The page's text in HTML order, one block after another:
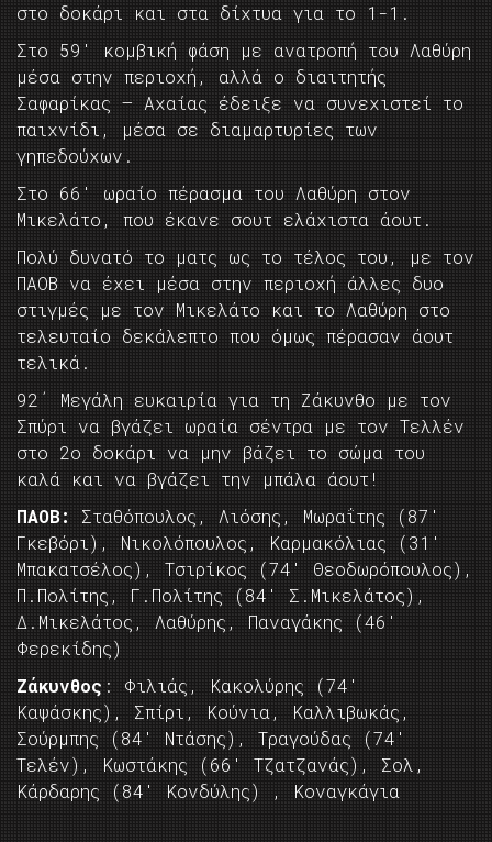
στο δοκάρι και στα δίχτυα για το 1-1.
Στο 59′ κομβική φάση με ανατροπή του Λαθύρη
μέσα στην περιοχή, αλλά ο διαιτητής
Σαφαρίκας – Αχαίας έδειξε να συνεχιστεί το
παιχνίδι, μέσα σε διαμαρτυρίες των
γηπεδούχων.
Στο 66′ ωραίο πέρασμα του Λαθύρη στον
Μικελάτο, που έκανε σουτ ελάχιστα άουτ.
Πολύ δυνατό το ματς ως το τέλος του, με τον
ΠΑΟΒ να έχει μέσα στην περιοχή άλλες δυο
στιγμές με τον Μικελάτο και το Λαθύρη στο
τελευταίο δεκάλεπτο που όμως πέρασαν άουτ
τελικά.
92΄ Μεγάλη ευκαιρία για τη Ζάκυνθο με τον
Σπύρι να βγάζει ωραία σέντρα με τον Τελλέν
στο 2o δοκάρι να μην βάζει το σώμα του
καλά και να βγάζει την μπάλα άουτ!
ΠΑΟΒ:
Σταθόπουλος, Λιόσης, Μωραΐτης (87′
Γκεβόρι), Νικολόπουλος, Καρμακόλιας (31′
Μπακατσέλος), Τσιρίκος (74′ Θεοδωρόπουλος),
Π.Πολίτης, Γ.Πολίτης (84′ Σ.Μικελάτος),
Δ.Μικελάτος, Λαθύρης, Παναγάκης (46′
Φερεκίδης)
Ζάκυνθος : Φιλιάς, Κακολύρης (74′
Καψάσκης), Σπίρι, Κούνια, Καλλιβωκάς,
Σούρμπης (84′ Ντάσης), Τραγούδας (74′
Τελέν), Κωστάκης (66′ Τζατζανάς), Σολ,
Κάρδαρης (84′ Κονδύλης) , Κοναγκάγια